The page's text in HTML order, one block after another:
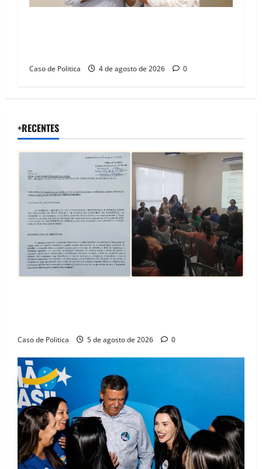
Caso de Politica 4 de agosto de 2026 0
+RECENTES
Caso de Politica 5 de agosto de 2026 0